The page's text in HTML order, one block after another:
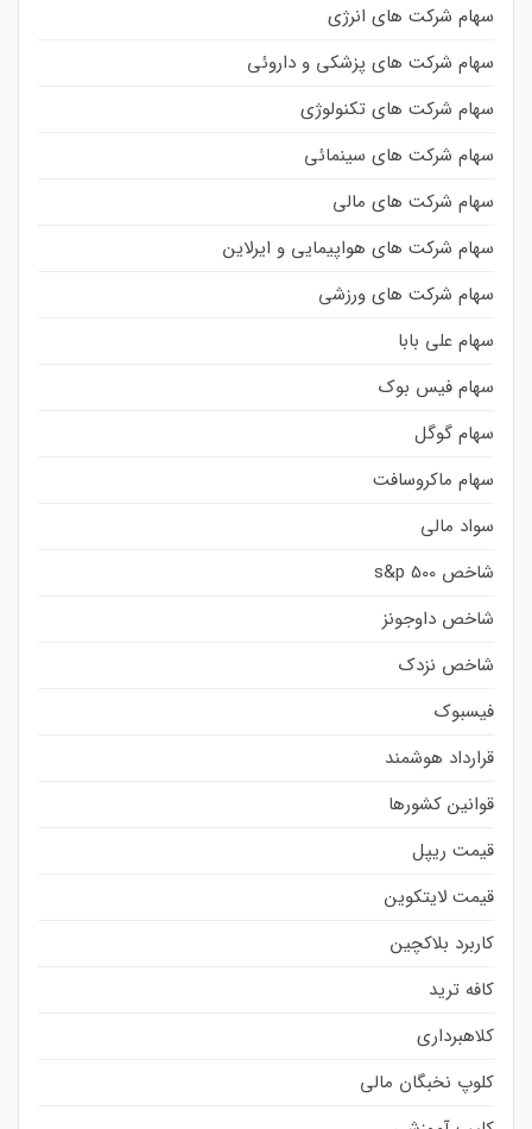
سهام شرکت های انرژی
سهام شرکت های پزشکی و داروئی
سهام شرکت های تکنولوژی
سهام شرکت های سینمائی
سهام شرکت های مالی
سهام شرکت های هواپیمایی و ایرلاین
سهام شرکت های ورزشی
سهام علی بابا
سهام فیس بوک
سهام گوگل
سهام ماکروسافت
سواد مالی
شاخص s&p 500
شاخص داوجونز
شاخص نزدک
فیسبوک
قرارداد هوشمند
قوانین کشورها
قیمت ریپل
قیمت لایتکوین
کاربرد بلاکچین
کافه ترید
کلاهبرداری
کلوپ نخبگان مالی